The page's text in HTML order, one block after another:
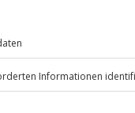
Tag)
GmbH
8